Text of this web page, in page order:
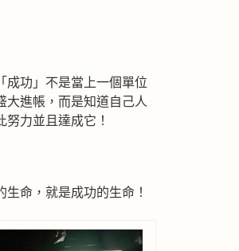
成功」不是當上一個單位
大進帳，而是知道自己人
努力並且達成它！
生命，就是成功的生命！